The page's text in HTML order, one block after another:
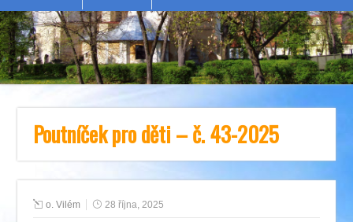
Poutníček pro děti – č. 43-2025
o. Vilém 28 října, 2025